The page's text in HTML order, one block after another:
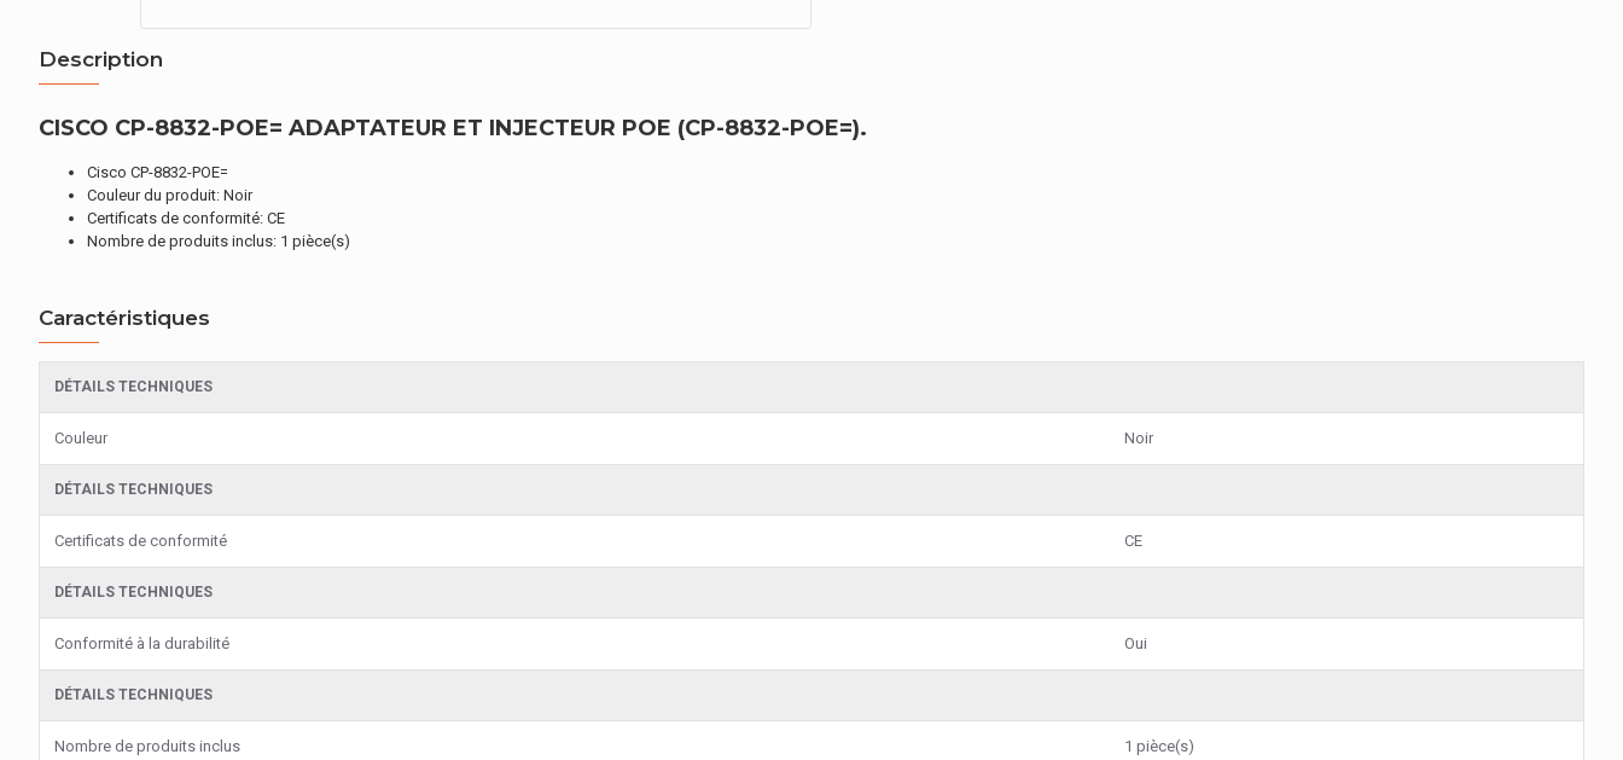
Description
CISCO CP-8832-POE= ADAPTATEUR ET INJECTEUR POE (CP-8832-POE=).
Cisco CP-8832-POE=
Couleur du produit: Noir
Certificats de conformité: CE
Nombre de produits inclus: 1 pièce(s)
Caractéristiques
DÉTAILS TECHNIQUES
Couleur Noir
DÉTAILS TECHNIQUES
Certificats de conformité CE
DÉTAILS TECHNIQUES
Conformité à la durabilité Oui
DÉTAILS TECHNIQUES
Nombre de produits inclus 1 pièce(s)